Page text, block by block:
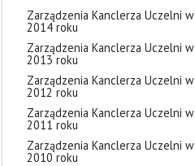
Zarządzenia Kanclerza Uczelni w
2014 roku
Zarządzenia Kanclerza Uczelni w
2013 roku
Zarządzenia Kanclerza Uczelni w
2012 roku
Zarządzenia Kanclerza Uczelni w
2011 roku
Zarządzenia Kanclerza Uczelni w
2010 roku